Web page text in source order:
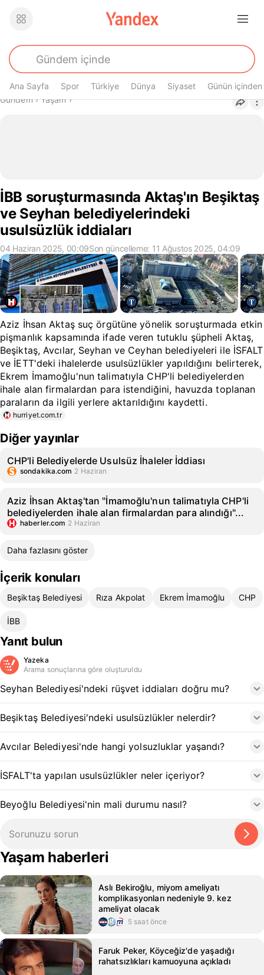
Ana Sayfa Spor Türkiye Dünya Siyaset Günün içinden
Buradasın
Gündem› Yaşam›
İBB soruşturmasında Aktaş'ın Beşiktaş
ve Seyhan belediyelerindeki
usulsüzlük iddiaları
04 Haziran 2025, 00:09Son güncelleme: 11 Ağustos 2025, 04:09
Aziz İhsan Aktaş suç örgütüne yönelik soruşturmada etkin
pişmanlık kapsamında ifade veren tutuklu şüpheli Aktaş,
Beşiktaş, Avcılar, Seyhan ve Ceyhan belediyeleri ile İSFALT
ve İETT'deki ihalelerde usulsüzlükler yapıldığını belirterek,
Ekrem İmamoğlu'nun talimatıyla CHP'li belediyelerden
ihale alan firmalardan para istendiğini, havuzda toplanan
paraların da ilgili yerlere aktarıldığını kaydetti.
hurriyet.com.tr
Diğer yayınlar
CHP'li Belediyelerde Usulsüz İhaleler İddiası
sondakika.com 2 Haziran
Aziz İhsan Aktaş'tan "İmamoğlu'nun talimatıyla CHP'li
belediyelerden ihale alan firmalardan para alındığı"...
haberler.com 2 Haziran
Daha fazlasını göster
İçerik konuları
Beşiktaş Belediyesi Rıza Akpolat Ekrem İmamoğlu CHP
İBB
Yanıt bulun
Yazeka
Arama sonuçlarına göre oluşturuldu
Seyhan Belediyesi'ndeki rüşvet iddiaları doğru mu?
Beşiktaş Belediyesi'ndeki usulsüzlükler nelerdir?
Avcılar Belediyesi'nde hangi yolsuzluklar yaşandı?
İSFALT'ta yapılan usulsüzlükler neler içeriyor?
Beyoğlu Belediyesi'nin mali durumu nasıl?
Yaşam haberleri
Aslı Bekiroğlu, miyom ameliyatı
komplikasyonları nedeniyle 9. kez
ameliyat olacak
5 saat önce
Faruk Peker, Köyceğiz'de yaşadığı
rahatsızlıkları kamuoyuna açıkladı